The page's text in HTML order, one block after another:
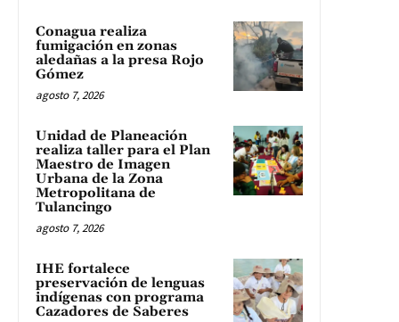
Conagua realiza
fumigación en zonas
aledañas a la presa Rojo
Gómez
agosto 7, 2026
Unidad de Planeación
realiza taller para el Plan
Maestro de Imagen
Urbana de la Zona
Metropolitana de
Tulancingo
agosto 7, 2026
IHE fortalece
preservación de lenguas
indígenas con programa
Cazadores de Saberes